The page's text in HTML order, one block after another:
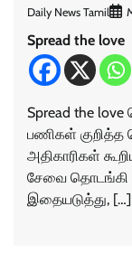
Daily News Tamil
Spread the love
Spread the
பணிகள்
அதிகாரிகள்
சேவை தொடங்கி
இதையடுத்து, […]